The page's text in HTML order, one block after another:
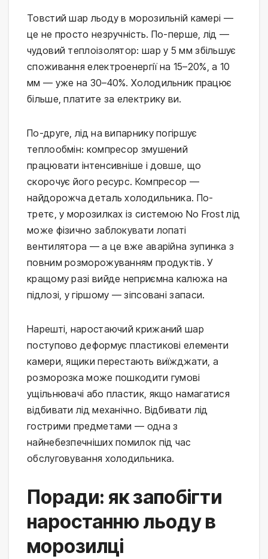
Товстий шар льоду в морозильній камері —
це не просто незручність. По-перше, лід —
чудовий теплоізолятор: шар у 5 мм збільшує
споживання електроенергії на 15–20%, а 10
мм — уже на 30–40%. Холодильник працює
більше, платите за електрику ви.
По-друге, лід на випарнику погіршує
теплообмін: компресор змушений
працювати інтенсивніше і довше, що
скорочує його ресурс. Компресор —
найдорожча деталь холодильника. По-
третє, у морозилках із системою No Frost лід
може фізично заблокувати лопаті
вентилятора — а це вже аварійна зупинка з
повним розморожуванням продуктів. У
кращому разі вийде неприємна калюжа на
підлозі, у гіршому — зіпсовані запаси.
Нарешті, наростаючий крижаний шар
поступово деформує пластикові елементи
камери, ящики перестають виїжджати, а
розморозка може пошкодити гумові
ущільнювачі або пластик, якщо намагатися
відбивати лід механічно. Відбивати лід
гострими предметами — одна з
найнебезпечніших помилок під час
обслуговування холодильника.
Поради: як запобігти
наростанню льоду в
морозилці